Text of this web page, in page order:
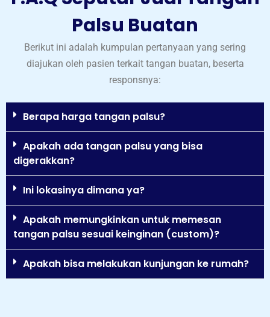
Palsu Buatan
Berikut ini adalah kumpulan pertanyaan yang sering
diajukan oleh pasien terkait tangan buatan, beserta
responsnya:
Berapa harga tangan palsu?
Apakah ada tangan palsu yang bisa
digerakkan?
Ini lokasinya dimana ya?
Apakah memungkinkan untuk memesan
tangan palsu sesuai keinginan (custom)?
Apakah bisa melakukan kunjungan ke rumah?